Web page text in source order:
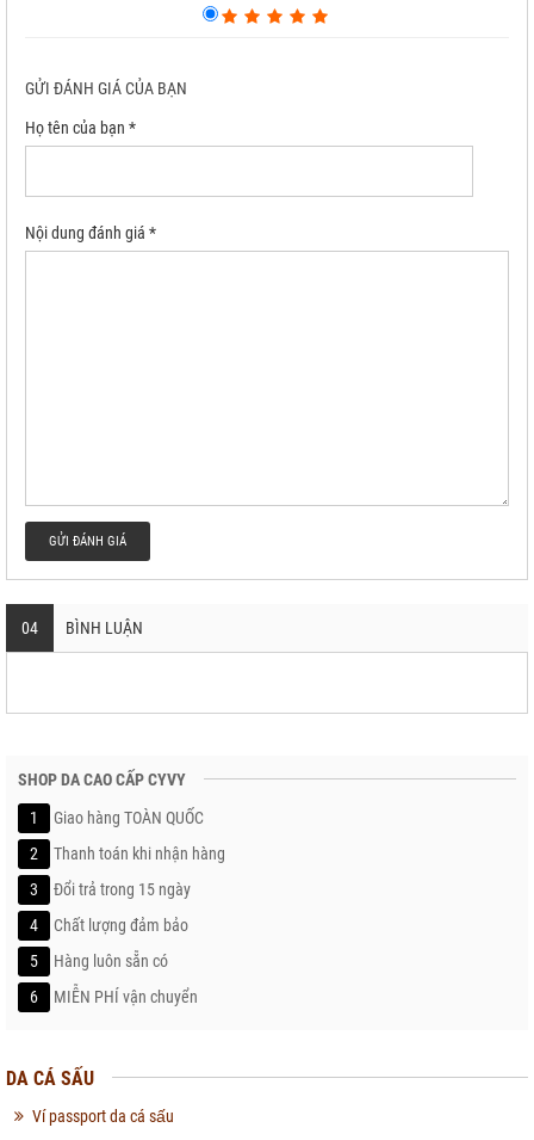
GỬI ĐÁNH GIÁ CỦA BẠN
Họ tên của bạn *
Nội dung đánh giá *
GỬI ĐÁNH GIÁ
04 BÌNH LUẬN
SHOP DA CAO CẤP CYVY
1
Giao hàng TOÀN QUỐC
2
Thanh toán khi nhận hàng
3
Đổi trả trong 15 ngày
4
Chất lượng đảm bảo
5
Hàng luôn sẵn có
6
MIỄN PHÍ vận chuyển
DA CÁ SẤU
Ví passport da cá sấu